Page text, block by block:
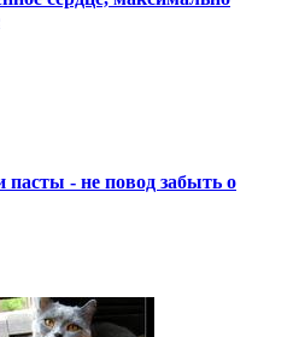
пасты - не повод забыть о